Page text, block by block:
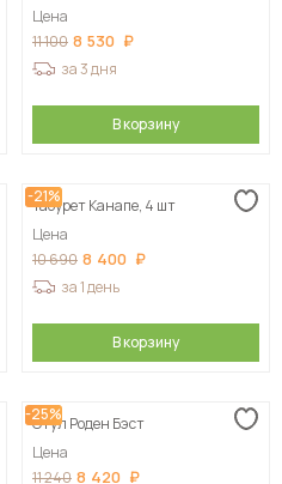
Цена
11 100 8 530
за 3 дня
В корзину
-21%
Табурет Канапе, 4 шт
Цена
10 690 8 400
за 1 день
В корзину
-25%
Стул Роден Бэст
Цена
11 240 8 420